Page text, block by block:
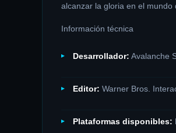
alcanzar la gloria en el mundo
Información técnica
Desarrollador: Avalanche
Editor: Warner Bros.
Plataformas disponibles: